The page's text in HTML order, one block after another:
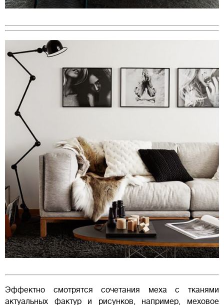
Эффектно смотрятся сочетания меха с тканями
актуальных фактур и рисунков, например, меховое